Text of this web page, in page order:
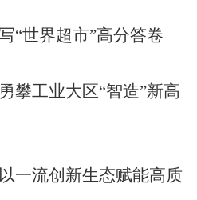
世界超市”高分答卷
工业大区“智造”新高
流创新生态赋能高质